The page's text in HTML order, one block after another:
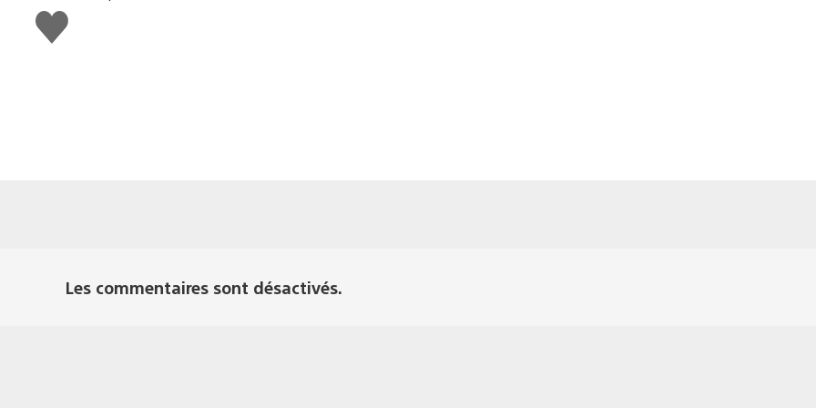
J'aime
Les commentaires sont désactivés.